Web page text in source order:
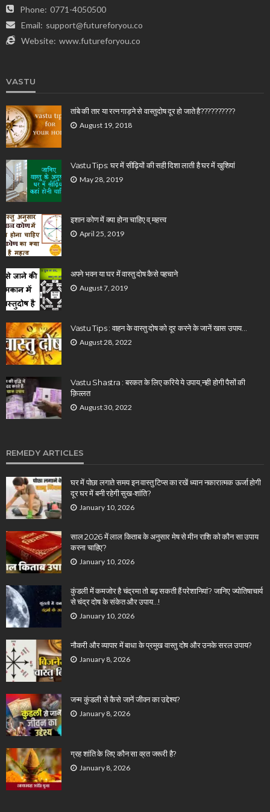
Phone: 0771-4050500
Email: support@futureforyou.co
Website: www.futureforyou.co
VASTU
तांबे की तार या रत्न गाड़ने से वास्तुदोष दूर हो जाते है??????????
August 19, 2018
Vastu Tips: घर में सीढ़ियों की सही दिशा लाती है घर में खुशियां
May 28, 2019
इशान कोण में क्या होना चाहिए व् महत्त्व
April 25, 2019
अपने भवन या घर में वास्तु दोष कैसे पहचाने
August 7, 2019
Vastu Tips : वाहन के वास्तु दोष को दूर करने के जानें खास उपाय…
August 28, 2022
Vastu Shastra : बरकत के लिए करिये ये उपाय,नही होगी पैसों की
क़िल्लत
August 30, 2022
REMEDY ARTICLES
घर में पोछा लगाते समय इन वास्तु टिप्स का रखें ध्यान नकारात्मक ऊर्जा होगी
दूर घर में बनी रहेगी सुख-शांति?
January 10, 2026
साल 2026 में लाल किताब के अनुसार मेष से मीन राशि को कौन सा उपाय
करना चाहिए?
January 10, 2026
कुंडली में कमजोर है चंद्रमा तो बढ़ सकती हैं परेशानियां? जानिए ज्योतिषाचार्य
से चंद्र दोष के संकेत और उपाय…!
January 10, 2026
नौकरी और व्यापार में बाधा के प्रमुख वास्तु दोष और उनके सरल उपाय?
January 8, 2026
जन्म कुंडली से कैसे जानें जीवन का उद्देश्य?
January 8, 2026
ग्रह शांति के लिए कौन सा व्रत जरूरी है?
January 8, 2026